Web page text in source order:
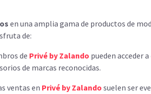
en una amplia gama de productos de
de:
de Privé by Zalando pueden acceder a
de marcas reconocidas.
ventas en Privé by Zalando suelen ser